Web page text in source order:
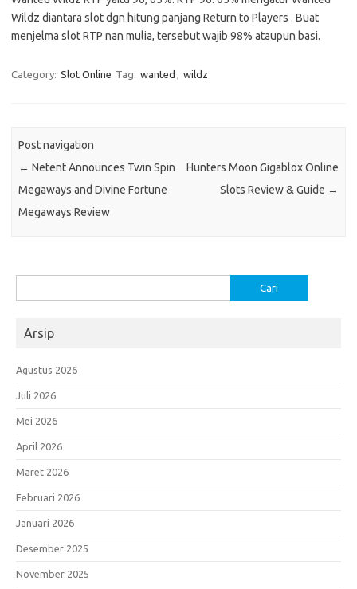
Wildz diantara slot dgn hitung panjang Return to Players . Buat
menjelma slot RTP nan mulia, tersebut wajib 98% ataupun basi.
Category: Slot Online Tag: wanted , wildz
Post navigation
← Netent Announces Twin Spin
Megaways and Divine Fortune
Megaways Review
Hunters Moon Gigablox Online
Slots Review & Guide →
untuk:
Arsip
Agustus 2026
Juli 2026
Mei 2026
April 2026
Maret 2026
Februari 2026
Januari 2026
Desember 2025
November 2025